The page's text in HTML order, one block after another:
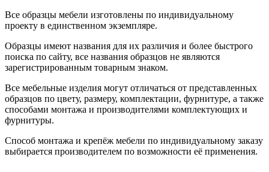
Все образцы мебели изготовлены по индивидуальному
проекту в единственном экземпляре.
Образцы имеют названия для их различия и более быстрого
поиска по сайту, все названия образцов не являются
зарегистрированным товарным знаком.
Все мебельные изделия могут отличаться от представленных
образцов по цвету, размеру, комплектации, фурнитуре, а также
способами монтажа и производителями комплектующих и
фурнитуры.
Способ монтажа и крепёж мебели по индивидуальному заказу
выбирается производителем по возможности её применения.